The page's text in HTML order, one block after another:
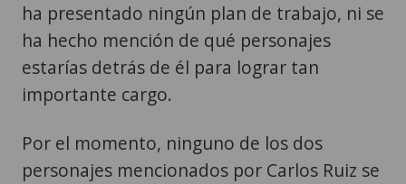
ha presentado ningún plan de trabajo, ni se
ha hecho mención de qué personajes
estarías detrás de él para lograr tan
importante cargo.
Por el momento, ninguno de los dos
personajes mencionados por Carlos Ruiz se